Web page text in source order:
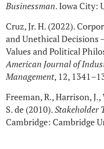
Businessman. Iowa City:
Cruz, Jr. H. (2022).
and Unethical Decisions
Values and Political
American Journal of
Management, 12,
Freeman, R., Harrison,
S. de (2010).Stakeholder
Cambridge: Cambridge